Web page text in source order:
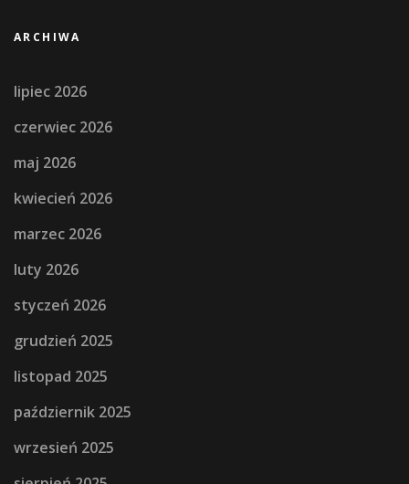
ARCHIWA
lipiec 2026
czerwiec 2026
maj 2026
kwiecień 2026
marzec 2026
luty 2026
styczeń 2026
grudzień 2025
listopad 2025
październik 2025
wrzesień 2025